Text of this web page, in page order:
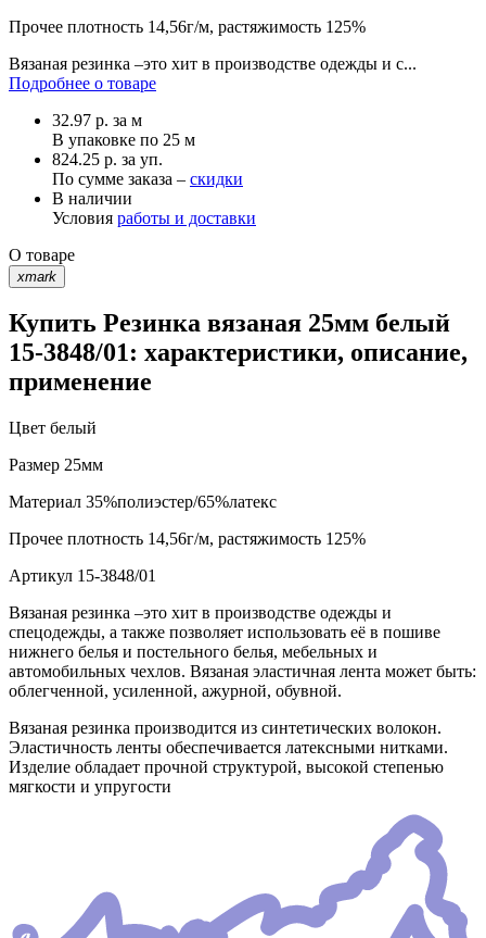
Прочее плотность 14,56г/м, растяжимость 125%
Вязаная резинка –это хит в производстве одежды и с...
Подробнее о товаре
32.97 р. за м
В упаковке по 25 м
824.25 р. за уп.
По сумме заказа – скидки
В наличии
Условия работы и доставки
О товаре
xmark
Купить Резинка вязаная 25мм белый
15-3848/01: характеристики, описание,
применение
Цвет белый
Размер 25мм
Материал 35%полиэстер/65%латекс
Прочее плотность 14,56г/м, растяжимость 125%
Артикул 15-3848/01
Вязаная резинка –это хит в производстве одежды и
спецодежды, а также позволяет использовать её в пошиве
нижнего белья и постельного белья, мебельных и
автомобильных чехлов. Вязаная эластичная лента может быть:
облегченной, усиленной, ажурной, обувной.
Вязаная резинка производится из синтетических волокон.
Эластичность ленты обеспечивается латексными нитками.
Изделие обладает прочной структурой, высокой степенью
мягкости и упругости